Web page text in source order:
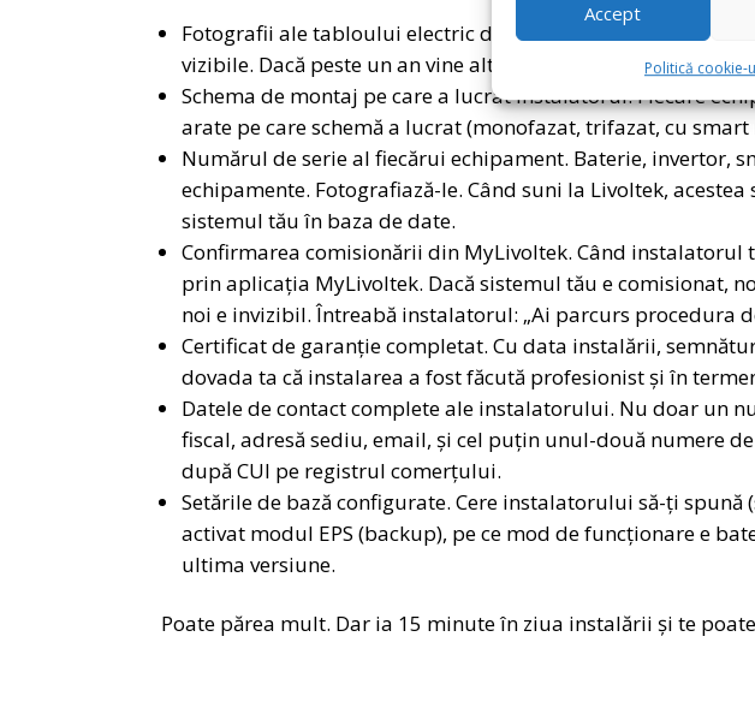
Accept
Politică cookie-
Fotografii ale tabloului electric după instalare. Nu trebuie
vizibile. Dacă peste un an vine alt electrician să repare
Schema de montaj pe care a lucrat instalatorul. Fiecare
arate pe care schemă a lucrat (monofazat, trifazat, cu
Numărul de serie al fiecărui echipament. Baterie, invertor,
echipamente. Fotografiază-le. Când suni la Livoltek,
sistemul tău în baza de date.
Confirmarea comisionării din MyLivoltek. Când
prin aplicația MyLivoltek. Dacă sistemul tău e comisionat,
noi e invizibil. Întreabă instalatorul: „Ai parcurs procedura
Certificat de garanție completat. Cu data instalării,
dovada ta că instalarea a fost făcută profesionist și în
Datele de contact complete ale instalatorului. Nu doar un
fiscal, adresă sediu, email, și cel puțin unul-două numere
după CUI pe registrul comerțului.
Setările de bază configurate. Cere instalatorului să-ți spună
activat modul EPS (backup), pe ce mod de funcționare e
ultima versiune.
Poate părea mult. Dar ia 15 minute în ziua instalării și te